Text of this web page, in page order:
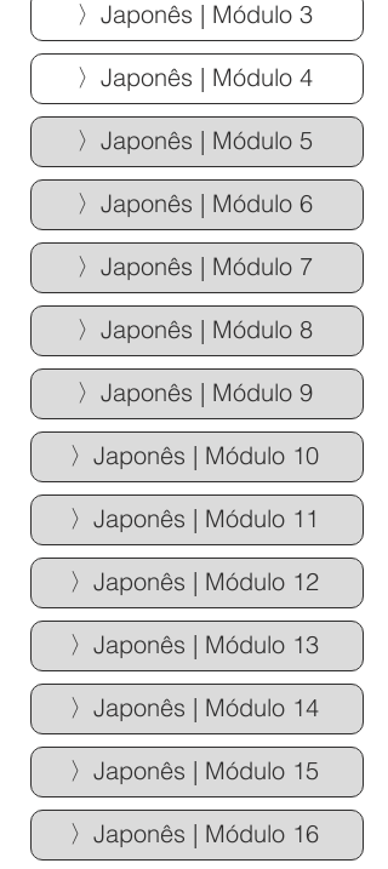
〉Japonês | Módulo 3
〉Japonês | Módulo 4
〉Japonês | Módulo 5
〉Japonês | Módulo 6
〉Japonês | Módulo 7
〉Japonês | Módulo 8
〉Japonês | Módulo 9
〉Japonês | Módulo 10
〉Japonês | Módulo 11
〉Japonês | Módulo 12
〉Japonês | Módulo 13
〉Japonês | Módulo 14
〉Japonês | Módulo 15
〉Japonês | Módulo 16